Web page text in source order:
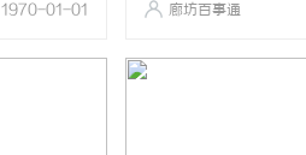
1970-01-01 廊坊百事通